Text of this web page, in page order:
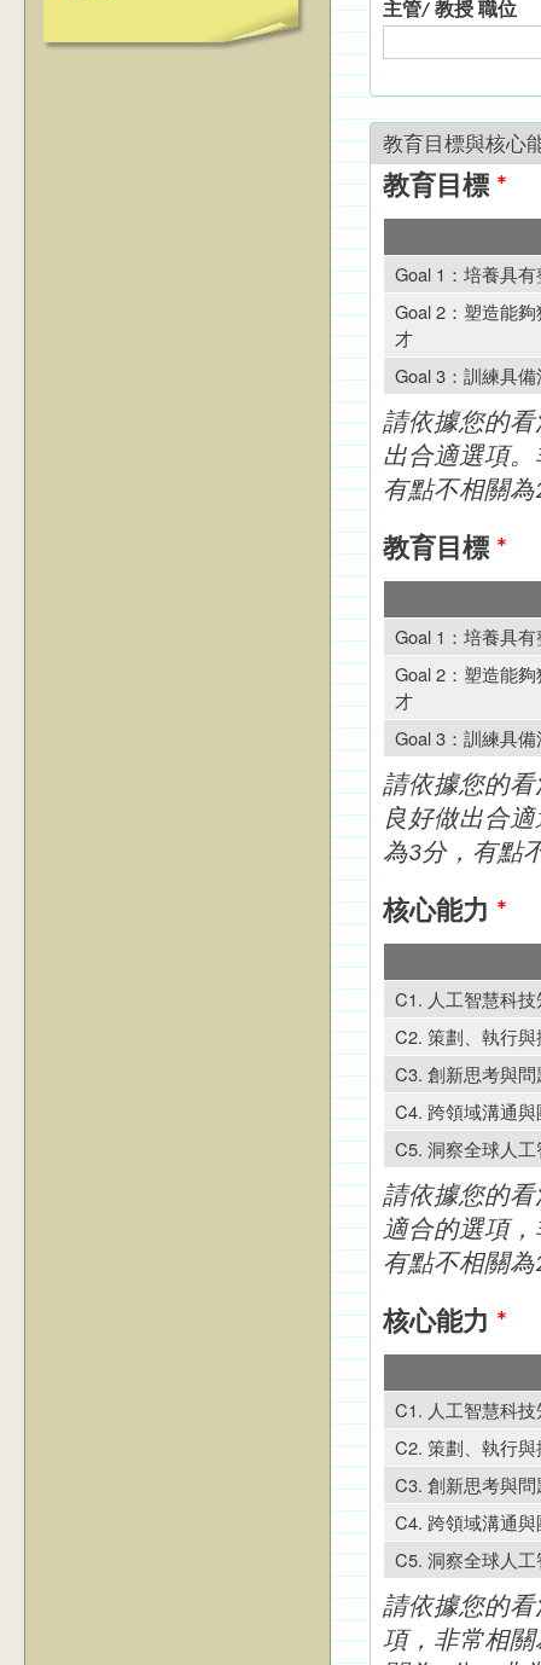
主管/ 教授 職位
教育目標與核心
教育目標 *
Goal 1：培養具
Goal 2：塑造能
才
Goal 3：訓練具
請依據您的
出合適選項
有點不相關
教育目標 *
Goal 1：培養具
Goal 2：塑造能
才
Goal 3：訓練具
請依據您的
良好做出合
為3分，有點
核心能力 *
C1. 人工智慧科
C2. 策劃、執行
C3. 創新思考與
C4. 跨領域溝通
C5. 洞察全球人
請依據您的
適合的選項
有點不相關
核心能力 *
C1. 人工智慧科
C2. 策劃、執行
C3. 創新思考與
C4. 跨領域溝通
C5. 洞察全球人
請依據您的
項，非常相